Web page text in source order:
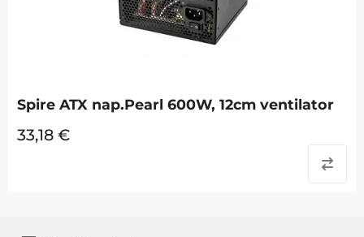
Spire ATX nap.Pearl 600W, 12cm ventilator
33,18 €